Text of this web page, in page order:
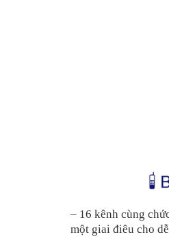
– 16 kênh cùng
một giai điêu cho